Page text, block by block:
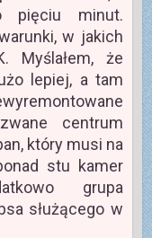
pięciu minut.
w jakich
Myślałem, że
lepiej, a tam
centrum
który musi na
stu kamer
grupa
służącego w